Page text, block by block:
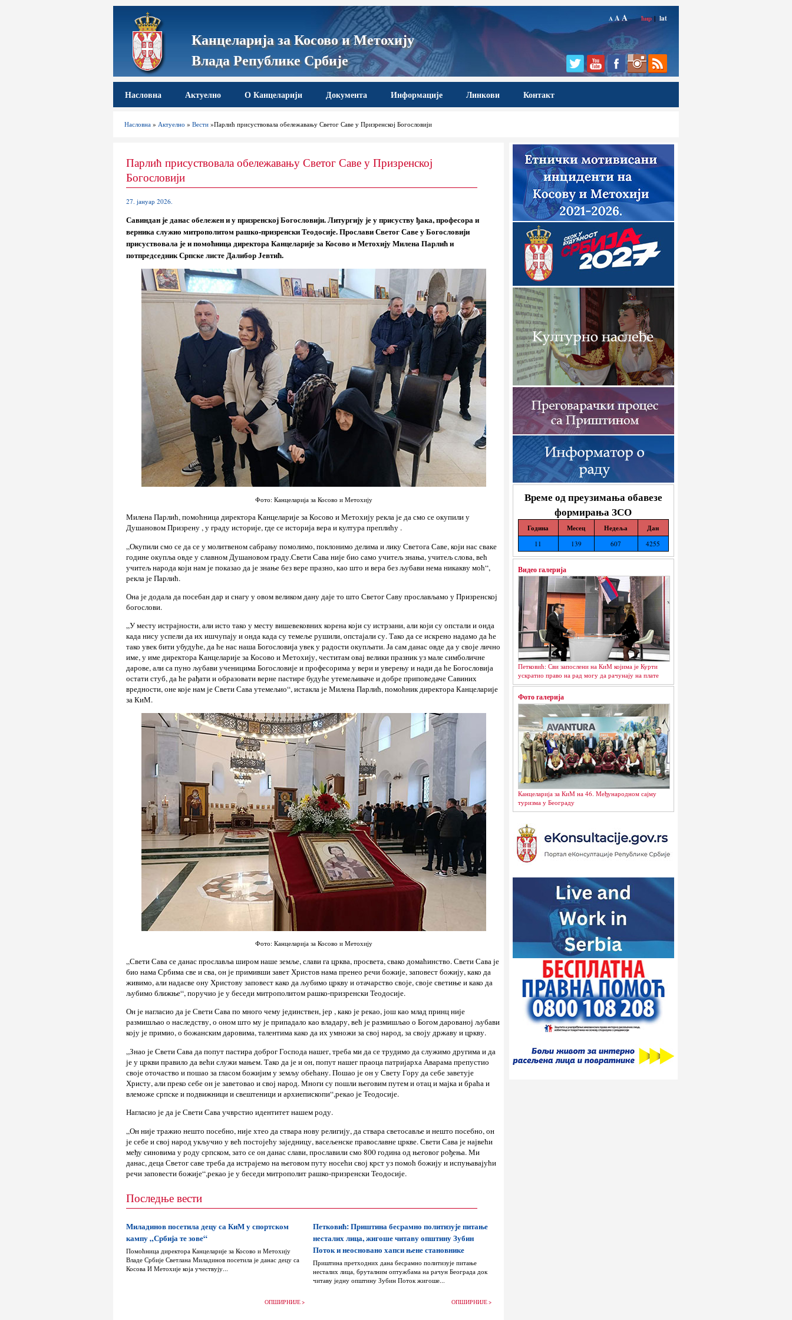
Канцеларија за Косово и Метохију
Влада Републике Србије
A AA ћир | lat
Насловна Актуелно О Канцеларији Документа Информације Линкови Контакт
Насловна »Актуелно »Вести »Парлић присуствовала обележавању Светог Саве у Призренској Богословији
Време од преузимања обавезе
формирања ЗСО
Година Месец Недеља Дан
11 139 607 4255
Видео галерија
Петковић: Сви запослени на КиМ којима је Курти
ускратио право на рад могу да рачунају на плате
Фото галерија
Канцеларија за КиМ на 46. Међународном сајму
туризма у Београду
Парлић присуствовала обележавању Светог Саве у Призренској
Богословији
27. јануар 2026.
Савиндан је данас обележен и у призренској Богословији. Литургију је у присуству ђака, професора и
верника служио митрополитом рашко-призренски Теодосије. Прослави Светог Саве у Богословији
присуствовала је и помоћница директора Канцеларије за Косово и Метохију Милена Парлић и
потпредседник Српске листе Далибор Јевтић.
Фото: Канцеларија за Косово и Метохију
Милена Парлић, помоћница директора Канцеларије за Косово и Метохију рекла је да смо се окупили у
Душановом Призрену , у граду историје, где се историја вера и култура преплићу .
„Окупили смо се да се у молитвеном сабрању помолимо, поклонимо делима и лику Светога Саве, који нас сваке
године окупља овде у славном Душановом граду.Свети Сава није био само учитељ знања, учитељ слова, већ
учитељ народа који нам је показао да је знање без вере празно, као што и вера без љубави нема никакву моћ“,
рекла је Парлић.
Она је додала да посебан дар и снагу у овом великом дану даје то што Светог Саву прослављамо у Призренској
богослови.
„У месту истрајности, али исто тако у месту вишевековних корена који су истрзани, али који су опстали и онда
када нису успели да их ишчупају и онда када су темеље рушили, опстајали су. Тако да се искрено надамо да ће
тако увек бити убудуће, да ће нас наша Богословија увек у радости окупљати. Ја сам данас овде да у своје лично
име, у име директора Канцеларије за Косово и Метохију, честитам овај велики празник уз мале симболичне
дарове, али са пуно љубави ученицима Богословије и професорима у вери и уверењу и нади да ће Богословија
остати стуб, да ће рађати и образовати верне пастире будуће утемељиваче и добре приповедаче Савиних
вредности, оне које нам је Свети Сава утемељио“, истакла је Милена Парлић, помоћник директора Канцеларије
за КиМ.
Фото: Канцеларија за Косово и Метохију
„Свети Сава се данас прослaвља широм наше земље, слави га црква, просвета, свако домаћинство. Свети Сава је
био нама Србима све и сва, он је примивши завет Христов нама пренео речи божије, заповест божију, како да
живимо, али надасве ону Христову заповест како да љубимо цркву и отачарство своје, своје светиње и како да
љубимо ближње“, поручио је у беседи митрополитом рашко-призренски Теодосије.
Он је нагласио да је Свети Сава по много чему јединствен, јер , како је рекао, још као млад принц није
размишљао о наследству, о оном што му је припадало као владару, већ је размишљао о Богом дарованој љубави
коју је примио, о божанским даровима, талентима како да их умножи за свој народ, за своју државу и цркву.
„Знао је Свети Сава да попут пастира доброг Господа нашег, треба ми да се трудимо да служимо другима и да
је у цркви правило да већи служи мањем. Тако да је и он, попут нашег праоца патријарха Аварама препустио
своје оточаство и пошао за гласом божијим у земљу обећану. Пошао је он у Свету Гору да себе заветује
Христу, али преко себе он је заветовао и свој народ. Многи су пошли његовим путем и отац и мајка и браћа и
влеможе српске и подвижници и свештеници и архиепископи“,рекао је Теодосије.
Нагласио је да је Свети Сава учврстио идентитет нашем роду.
„Он није тражио нешто посебно, није хтео да ствара нову религију, да ствара светосавље и нешто посебно, он
је себе и свој народ укључио у већ постојећу заједницу, васељенске православне цркве. Свети Сава је највећи
међу синовима у роду српском, зато се он данас слави, прославили смо 800 година од његовог рођења. Ми
данас, деца Светог саве треба да истрајемо на његовом путу носећи свој крст уз помоћ божију и испуњавајући
речи заповести божије“,рекао је у беседи митрополит рашко-призренски Теодосије.
Последње вести
Миладинов посетила децу са КиМ у спортском
кампу „Србија те зове“
Помоћница директора Канцеларије за Косово и Метохију
Владе Србије Светлана Миладинов посетила је данас децу са
Косова И Метохије која учествују...
ОПШИРНИЈЕ >
Петковић: Приштина бесрамно политизује питање
несталих лица, жигоше читаву општину Зубин
Поток и неосновано хапси њене становнике
Приштина претходних дана бесрамно политизује питање
несталих лица, бруталним оптужбама на рачун Београда док
читаву једну општину Зубин Поток жигоше...
ОПШИРНИЈЕ >